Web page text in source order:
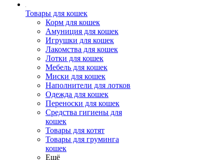
Товары для кошек
Корм для кошек
Амуниция для кошек
Игрушки для кошек
Лакомства для кошек
Лотки для кошек
Мебель для кошек
Миски для кошек
Наполнители для лотков
Одежда для кошек
Переноски для кошек
Средства гигиены для
кошек
Товары для котят
Товары для груминга
кошек
Ещё